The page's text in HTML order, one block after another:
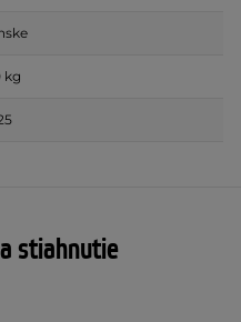
kg
stiahnutie